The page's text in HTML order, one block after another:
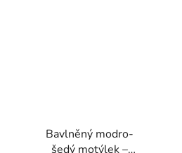
Bavlněný modro-
šedý motýlek –